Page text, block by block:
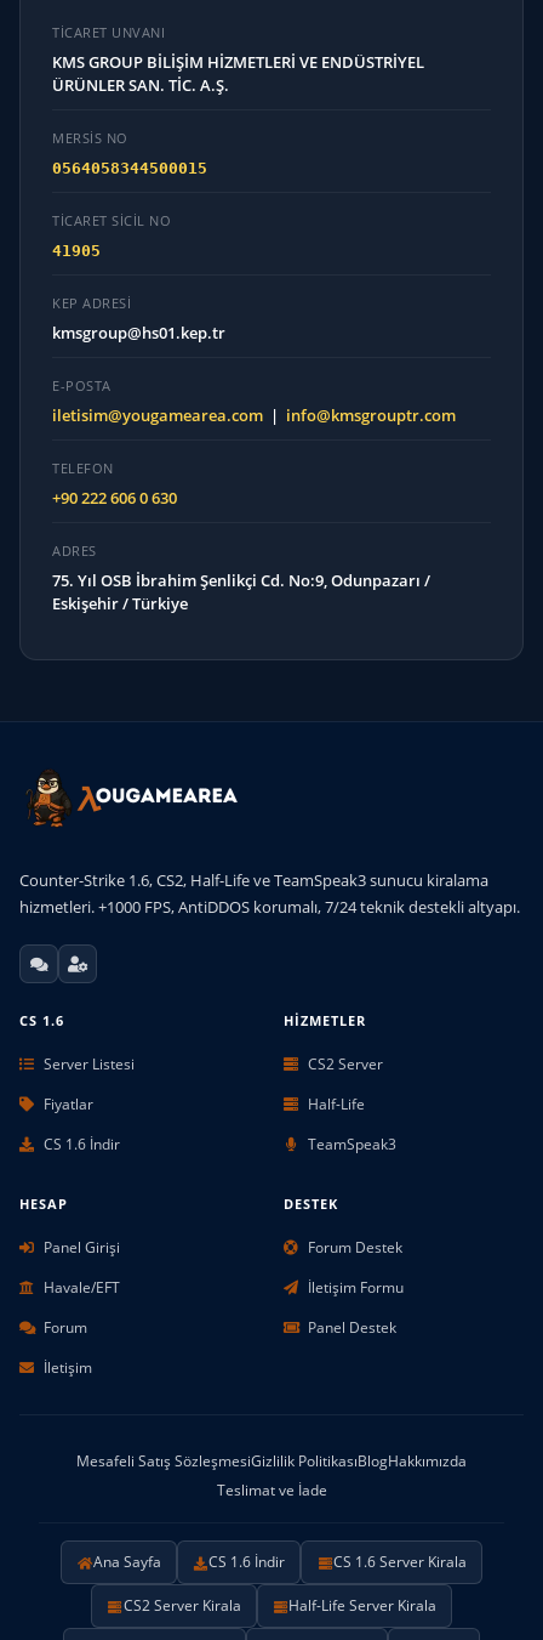
TICARET UNVANI
KMS GROUP BİLİŞİM HİZMETLERİ VE ENDÜSTRİYEL
ÜRÜNLER SAN. TİC. A.Ş.
MERSİS NO
0564058344500015
TICARET SICIL NO
41905
KEP ADRESI
kmsgroup@hs01.kep.tr
E-POSTA
iletisim@yougamearea.com | info@kmsgrouptr.com
TELEFON
+90 222 606 0 630
ADRES
75. Yıl OSB İbrahim Şenlikçi Cd. No:9, Odunpazarı /
Eskişehir / Türkiye
Counter-Strike 1.6, CS2, Half-Life ve TeamSpeak3 sunucu kiralama
hizmetleri. +1000 FPS, AntiDDOS korumalı, 7/24 teknik destekli altyapı.
CS 1.6
Server Listesi
Fiyatlar
CS 1.6 İndir
HIZMETLER
CS2 Server
Half-Life
TeamSpeak3
HESAP
Panel Girişi
Havale/EFT
Forum
İletişim
DESTEK
Forum Destek
İletişim Formu
Panel Destek
Mesafeli Satış SözleşmesiGizlilik PolitikasıBlogHakkımızda
Teslimat ve İade
Ana Sayfa CS 1.6 İndir CS 1.6 Server Kirala
CS2 Server Kirala Half-Life Server Kirala